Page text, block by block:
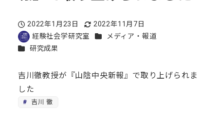
投稿日
2022年1月23日
更新日
2022年11月7日
著
者
経験社会学研究室 カテゴリー
メディア・報道
カテゴリー
研究成果
吉川徹教授が『山陰中央新報』で取り上げられま
した
吉川 徹